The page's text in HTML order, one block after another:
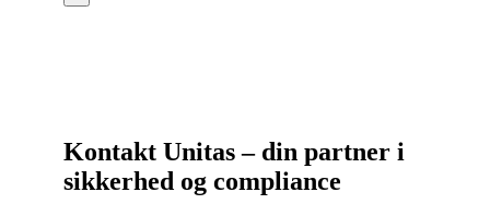
Kontakt Unitas – din partner i
sikkerhed og compliance​